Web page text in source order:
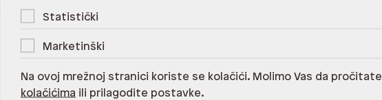
20 cm
6 cm
Dostupno Na upit
Statistički
Marketinški
Na ovoj mrežnoj stranici koriste se kolačići. Molimo Vas da pročitate
kolačićima ili prilagodite postavke.